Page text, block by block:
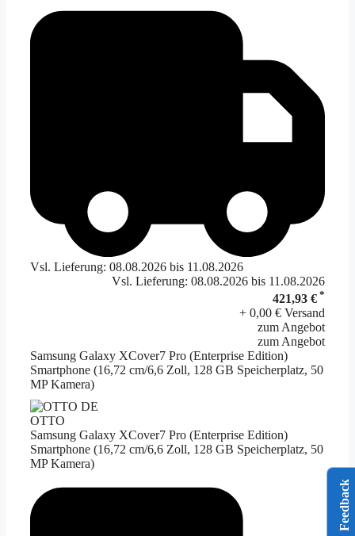
Vsl. Lieferung: 08.08.2026 bis 11.08.2026
Vsl. Lieferung: 08.08.2026 bis 11.08.2026
421,93 € *
+ 0,00 € Versand
zum Angebot
zum Angebot
Samsung Galaxy XCover7 Pro (Enterprise Edition)
Smartphone (16,72 cm/6,6 Zoll, 128 GB Speicherplatz, 50
MP Kamera)
OTTO
Samsung Galaxy XCover7 Pro (Enterprise Edition)
Smartphone (16,72 cm/6,6 Zoll, 128 GB Speicherplatz, 50
MP Kamera)
Feedback